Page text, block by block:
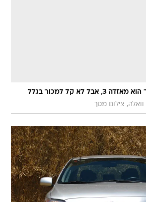
הדגם המבוקש ביותר הוא מאזדה 3, אבל לא קל למכור בגלל
צילום מסך